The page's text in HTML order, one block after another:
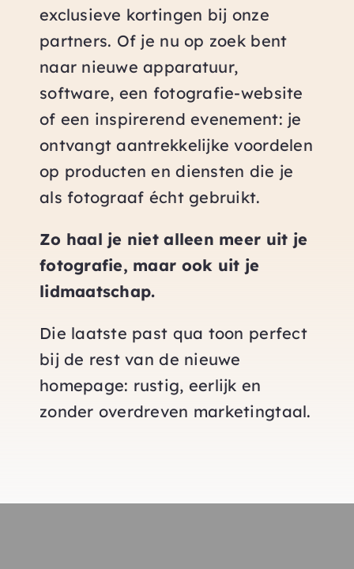
exclusieve kortingen bij onze
partners. Of je nu op zoek bent
naar nieuwe apparatuur,
software, een fotografie-website
of een inspirerend evenement: je
ontvangt aantrekkelijke voordelen
op producten en diensten die je
als fotograaf écht gebruikt.
Zo haal je niet alleen meer uit je
fotografie, maar ook uit je
lidmaatschap.
Die laatste past qua toon perfect
bij de rest van de nieuwe
homepage: rustig, eerlijk en
zonder overdreven marketingtaal.